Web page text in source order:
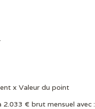
.
x Valeur du point
2.033 € brut mensuel avec :